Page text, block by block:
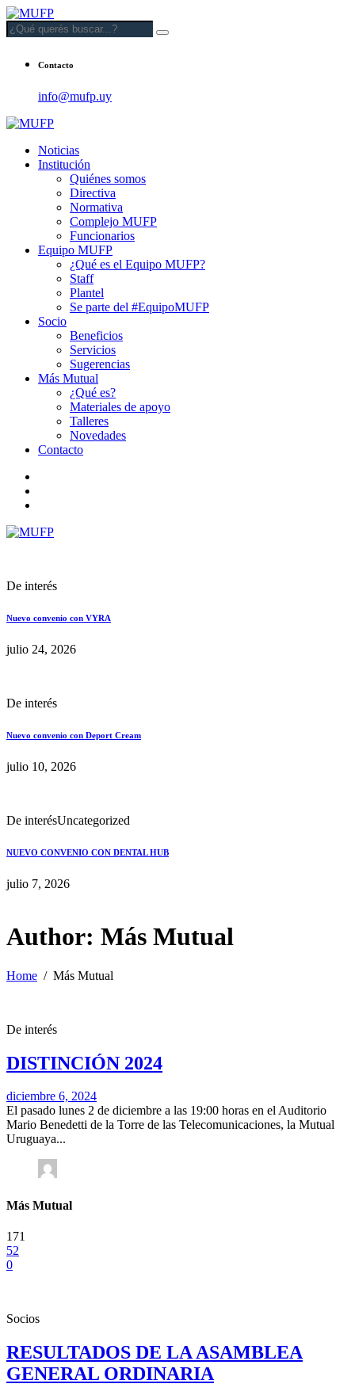
Contacto
info@mufp.uy
Noticias
Institución
Quiénes somos
Directiva
Normativa
Complejo MUFP
Funcionarios
Equipo MUFP
¿Qué es el Equipo MUFP?
Staff
Plantel
Se parte del #EquipoMUFP
Socio
Beneficios
Servicios
Sugerencias
Más Mutual
¿Qué es?
Materiales de apoyo
Talleres
Novedades
Contacto
De interés
Nuevo convenio con VYRA
julio 24, 2026
De interés
Nuevo convenio con Deport Cream
julio 10, 2026
De interésUncategorized
NUEVO CONVENIO CON DENTAL HUB
julio 7, 2026
Author: Más Mutual
Home Más Mutual
De interés
DISTINCIÓN 2024
diciembre 6, 2024
El pasado lunes 2 de diciembre a las 19:00 horas en el Auditorio
Mario Benedetti de la Torre de las Telecomunicaciones, la Mutual
Uruguaya...
Más Mutual
171
52
0
Socios
RESULTADOS DE LA ASAMBLEA
GENERAL ORDINARIA